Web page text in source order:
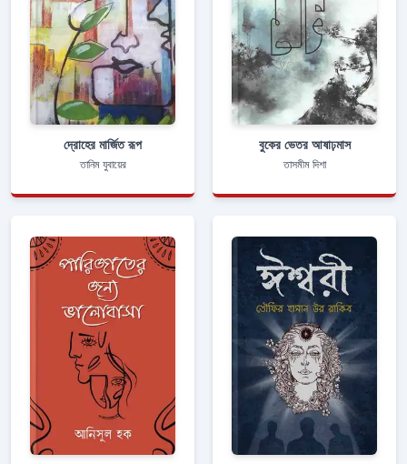
দ্রোহের মার্জিত রূপ
তানিম যুবায়ের
বুকের ভেতর আষাঢ়মাস
তাসমীম দিশা